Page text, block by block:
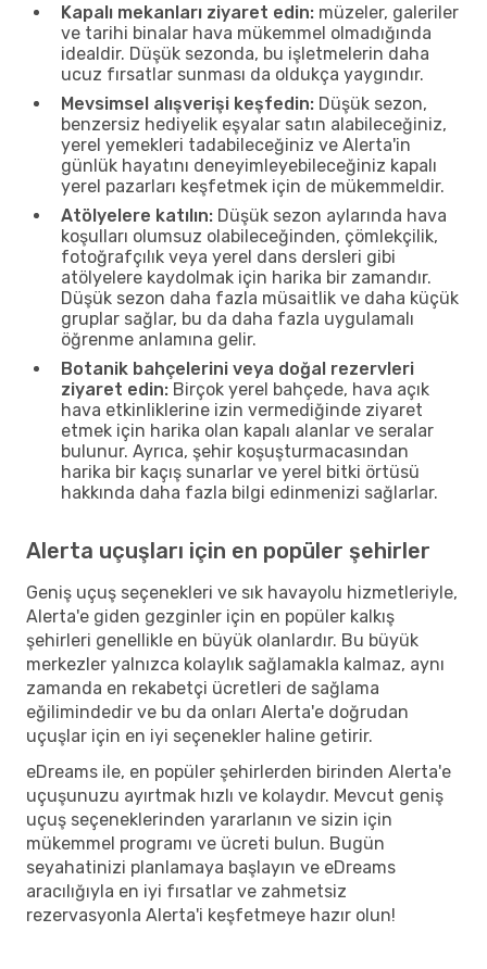
Kapalı mekanları ziyaret edin: müzeler, galeriler
ve tarihi binalar hava mükemmel olmadığında
idealdir. Düşük sezonda, bu işletmelerin daha
ucuz fırsatlar sunması da oldukça yaygındır.
Mevsimsel alışverişi keşfedin: Düşük sezon,
benzersiz hediyelik eşyalar satın alabileceğiniz,
yerel yemekleri tadabileceğiniz ve Alerta'in
günlük hayatını deneyimleyebileceğiniz kapalı
yerel pazarları keşfetmek için de mükemmeldir.
Atölyelere katılın: Düşük sezon aylarında hava
koşulları olumsuz olabileceğinden, çömlekçilik,
fotoğrafçılık veya yerel dans dersleri gibi
atölyelere kaydolmak için harika bir zamandır.
Düşük sezon daha fazla müsaitlik ve daha küçük
gruplar sağlar, bu da daha fazla uygulamalı
öğrenme anlamına gelir.
Botanik bahçelerini veya doğal rezervleri
ziyaret edin: Birçok yerel bahçede, hava açık
hava etkinliklerine izin vermediğinde ziyaret
etmek için harika olan kapalı alanlar ve seralar
bulunur. Ayrıca, şehir koşuşturmacasından
harika bir kaçış sunarlar ve yerel bitki örtüsü
hakkında daha fazla bilgi edinmenizi sağlarlar.
Alerta uçuşları için en popüler şehirler
Geniş uçuş seçenekleri ve sık havayolu hizmetleriyle,
Alerta'e giden gezginler için en popüler kalkış
şehirleri genellikle en büyük olanlardır. Bu büyük
merkezler yalnızca kolaylık sağlamakla kalmaz, aynı
zamanda en rekabetçi ücretleri de sağlama
eğilimindedir ve bu da onları Alerta'e doğrudan
uçuşlar için en iyi seçenekler haline getirir.
eDreams ile, en popüler şehirlerden birinden Alerta'e
uçuşunuzu ayırtmak hızlı ve kolaydır. Mevcut geniş
uçuş seçeneklerinden yararlanın ve sizin için
mükemmel programı ve ücreti bulun. Bugün
seyahatinizi planlamaya başlayın ve eDreams
aracılığıyla en iyi fırsatlar ve zahmetsiz
rezervasyonla Alerta'i keşfetmeye hazır olun!